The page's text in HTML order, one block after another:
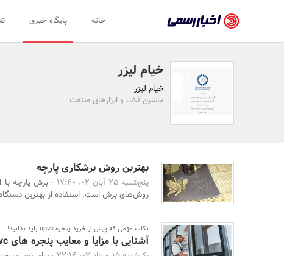
رسمی
اخبار
تایید
سازمان‌ها
و
روابط
عمومی‌ها
خانه پایگاه خبری
خیام لیزر
خیام لیزر
ماشین آلات و ابزارهای صنعت
بهترین روش برشکاری پارچه
پنج‌شنبه 25 آبان 02، 17:40 -
برش پارچه با
روش‌های برش است. استفاده از بهترین
نکات مهمی که پیش از خرید پنجره upvc باید بدانید!
آشنایی با مزایا و معایب پنجره های upvc